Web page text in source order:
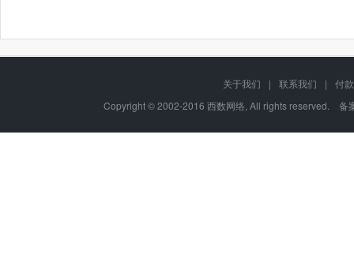
关于我们 | 联系我们 |
付
Copyright © 2002-2016 西数网络, All rights reserved. 备